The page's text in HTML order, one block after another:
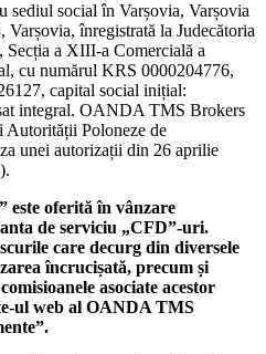
social în Varșovia, Varșovia
înregistrată la Judecătoria
Secția a XIII-a Comercială a
cu numărul KRS 0000204776,
capital social inițial:
integral. OANDA TMS Brokers
Autorității Poloneze de
unei autorizații din 26 aprilie
este oferită în vânzare
de serviciu „CFD”-uri.
care decurg din diversele
încrucișată, precum și
asociate acestor
ul web al OANDA TMS